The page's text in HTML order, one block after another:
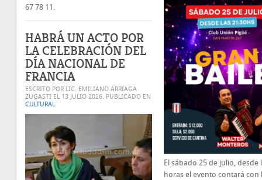
67 78 11.
HABRÁ UN ACTO POR
LA CELEBRACIÓN DEL
DÍA NACIONAL DE
FRANCIA
ESCRITO POR LIC. EMILIANO ARRIAGA
ZUGASTI EL 13 JULIO 2026. PUBLICADO EN
CULTURAL
El sábado 25 de julio, desde
horas el evento contará con